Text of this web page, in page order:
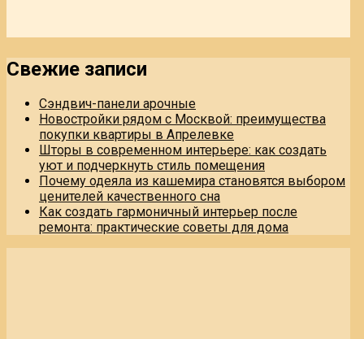
Свежие записи
Сэндвич-панели арочные
Новостройки рядом с Москвой: преимущества
покупки квартиры в Апрелевке
Шторы в современном интерьере: как создать
уют и подчеркнуть стиль помещения
Почему одеяла из кашемира становятся выбором
ценителей качественного сна
Как создать гармоничный интерьер после
ремонта: практические советы для дома